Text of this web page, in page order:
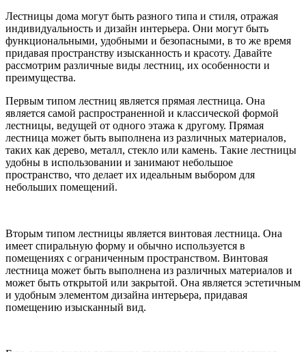
Лестницы дома могут быть разного типа и стиля, отражая
индивидуальность и дизайн интерьера. Они могут быть
функциональными, удобными и безопасными, в то же время
придавая пространству изысканность и красоту. Давайте
рассмотрим различные виды лестниц, их особенности и
преимущества.
Первым типом лестниц является прямая лестница. Она
является самой распространенной и классической формой
лестницы, ведущей от одного этажа к другому. Прямая
лестница может быть выполнена из различных материалов,
таких как дерево, металл, стекло или камень. Такие лестницы
удобны в использовании и занимают небольшое
пространство, что делает их идеальным выбором для
небольших помещений.
Вторым типом лестницы является винтовая лестница. Она
имеет спиральную форму и обычно используется в
помещениях с ограниченным пространством. Винтовая
лестница может быть выполнена из различных материалов и
может быть открытой или закрытой. Она является эстетичным
и удобным элементом дизайна интерьера, придавая
помещению изысканный вид.